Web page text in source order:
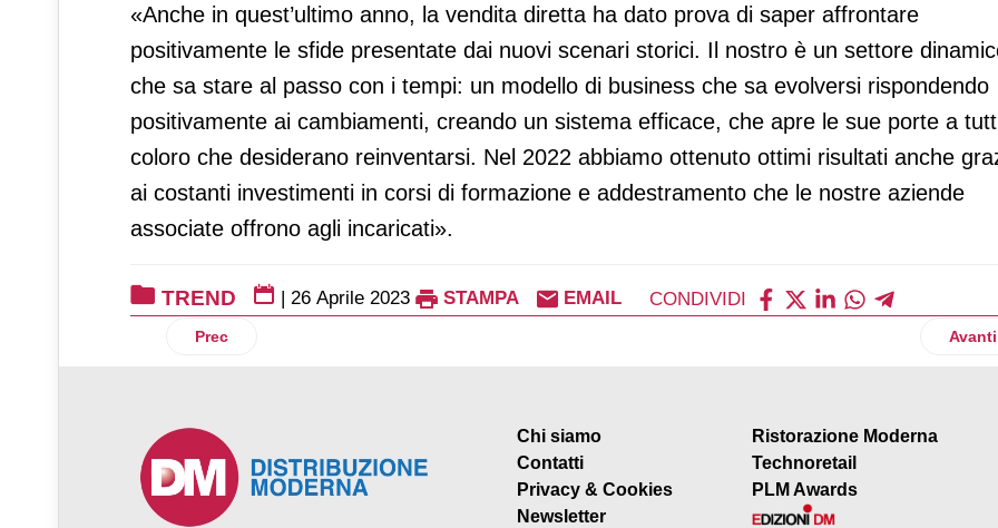
«Anche in quest’ultimo anno, la vendita diretta ha dato prova di saper affrontare
positivamente le sfide presentate dai nuovi scenari storici. Il nostro è un settore
che sa stare al passo con i tempi: un modello di business che sa evolversi rispondendo
positivamente ai cambiamenti, creando un sistema efficace, che apre le sue porte a
coloro che desiderano reinventarsi. Nel 2022 abbiamo ottenuto ottimi risultati anche
ai costanti investimenti in corsi di formazione e addestramento che le nostre aziende
associate offrono agli incaricati».
TREND | 26 Aprile 2023 STAMPA EMAIL CONDIVIDI
Articolo precedente: NIQ: a marzo minimo calo dell’inflazione (15,6%)
Prec Avanti
Chi siamo
Contatti
Privacy & Cookies
Newsletter
Ristorazione Moderna
Technoretail
PLM Awards